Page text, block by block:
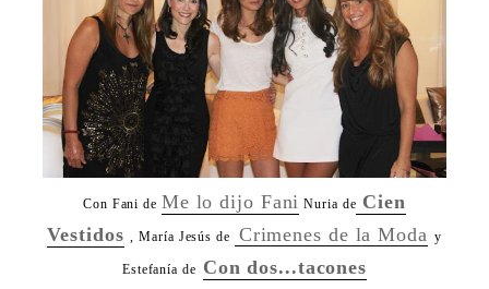
Con Fani de Me lo dijo Fani Nuria de Cien
Vestidos
, María Jesús de Crimenes de la Moda y
Estefanía de Con dos...tacones